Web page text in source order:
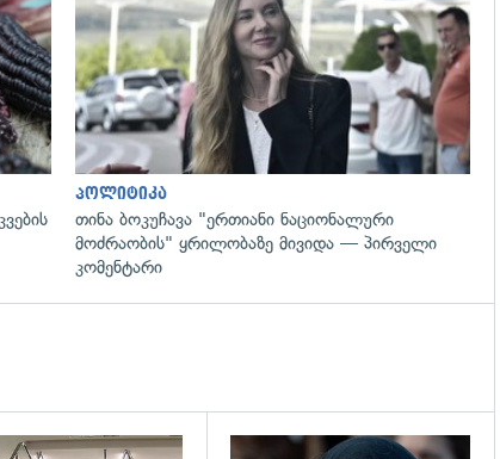
პოლიტიკა
თინა ბოკუჩავა "ერთიანი ნაციონალური
მოძრაობის" ყრილობაზე მივიდა — პირველი
კომენტარი